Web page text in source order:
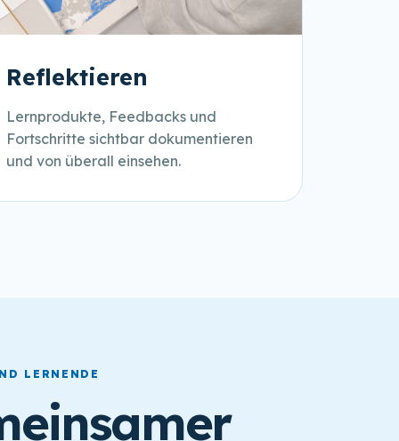
Reflektieren
Lernprodukte, Feedbacks und
Fortschritte sichtbar dokumentieren
und von überall einsehen.
LERNENDE